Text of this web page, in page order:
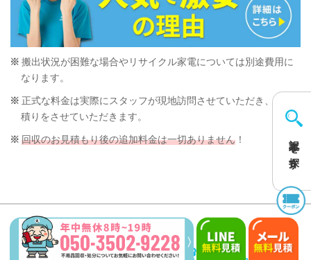
記事を探す
搬出状況が困難な場合やリサイクル家電については別途費用に
なります。
正式な料金は実際にスタッフが現地訪問させていただき、お見
積りをさせていただきます。
回収のお見積もり後の追加料金は一切ありません！